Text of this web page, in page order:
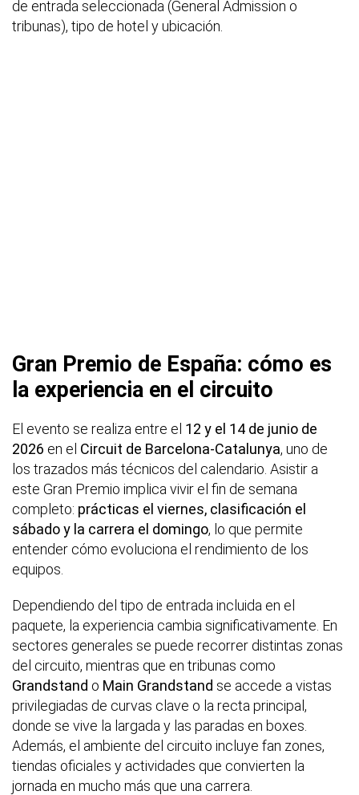
de entrada seleccionada (General Admission o
tribunas), tipo de hotel y ubicación.
Gran Premio de España: cómo es
la experiencia en el circuito
El evento se realiza entre el 12 y el 14 de junio de
2026 en el Circuit de Barcelona-Catalunya, uno de
los trazados más técnicos del calendario. Asistir a
este Gran Premio implica vivir el fin de semana
completo: prácticas el viernes, clasificación el
sábado y la carrera el domingo, lo que permite
entender cómo evoluciona el rendimiento de los
equipos.
Dependiendo del tipo de entrada incluida en el
paquete, la experiencia cambia significativamente. En
sectores generales se puede recorrer distintas zonas
del circuito, mientras que en tribunas como
Grandstand o Main Grandstand se accede a vistas
privilegiadas de curvas clave o la recta principal,
donde se vive la largada y las paradas en boxes.
Además, el ambiente del circuito incluye fan zones,
tiendas oficiales y actividades que convierten la
jornada en mucho más que una carrera.